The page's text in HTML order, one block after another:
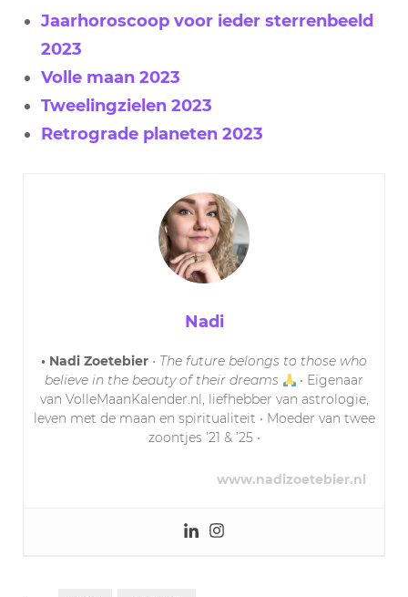
Jaarhoroscoop voor ieder sterrenbeeld
2023
Volle maan 2023
Tweelingzielen 2023
Retrograde planeten 2023
Nadi
• Nadi Zoetebier • The future belongs to those who
believe in the beauty of their dreams
• Eigenaar
van VolleMaanKalender.nl, liefhebber van astrologie,
leven met de maan en spiritualiteit • Moeder van twee
zoontjes ’21 & ’25 •
www.nadizoetebier.nl